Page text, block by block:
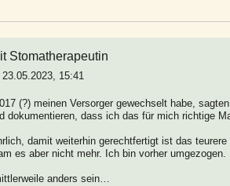
Stomatherapeutin
23.05.2023, 15:41
(?) meinen Versorger gewechselt habe,
dokumentieren, dass ich das für mich richtige
damit weiterhin gerechtfertigt ist das
es aber nicht mehr. Ich bin vorher umgezogen.
anders sein…